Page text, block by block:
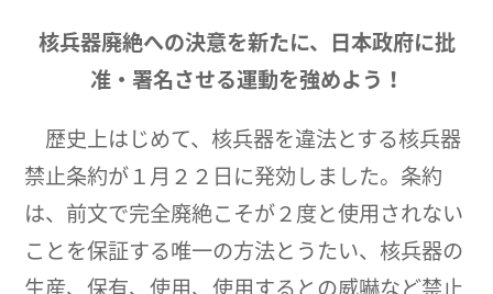
核兵器廃絶への決意を新たに、日本政府に批
准・署名させる運動を強めよう！
歴史上はじめて、核兵器を違法とする核兵器
禁止条約が１月２２日に発効しました。条約
は、前文で完全廃絶こそが２度と使用されない
ことを保証する唯一の方法とうたい、核兵器の
生産、保有、使用、使用するとの威嚇など禁止